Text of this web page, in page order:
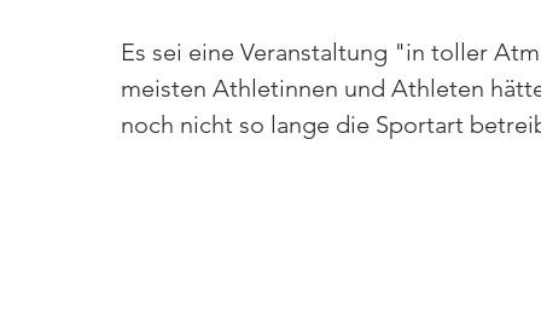
Es sei eine Veranstaltung "in toller
meisten Athletinnen und Athleten
noch nicht so lange die Sportart